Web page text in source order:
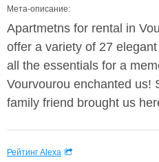
Мета-описание:
Apartmetns for rental in
offer a variety of 27
all the essentials for a
Vourvourou enchanted us!
family friend brought us
Рейтинг Alexa